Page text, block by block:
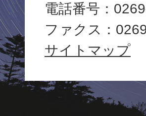
場
Yamanouchi
Town
電話番号：
ファクス：
サイトマップ